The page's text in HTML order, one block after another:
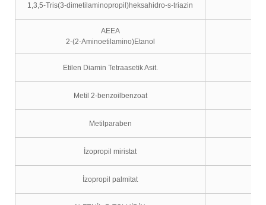
1,3,5-Tris(3-dimetilaminopropil)heksahidro-s-triazin
AEEA
2-(2-Aminoetilamino)Etanol
Etilen Diamin Tetraasetik Asit.
Metil 2-benzoilbenzoat
Metilparaben
İzopropil miristat
İzopropil palmitat